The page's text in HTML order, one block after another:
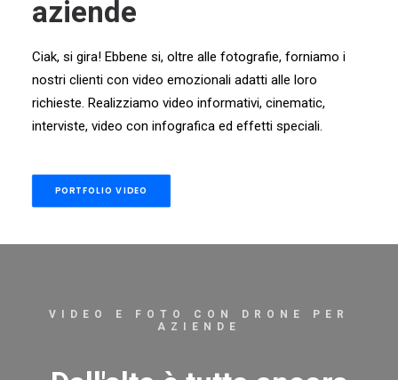
aziende
Ciak, si gira! Ebbene si, oltre alle fotografie, forniamo i
nostri clienti con video emozionali adatti alle loro
richieste. Realizziamo video informativi, cinematic,
interviste, video con infografica ed effetti speciali.
PORTFOLIO VIDEO
VIDEO E FOTO CON DRONE PER
AZIENDE